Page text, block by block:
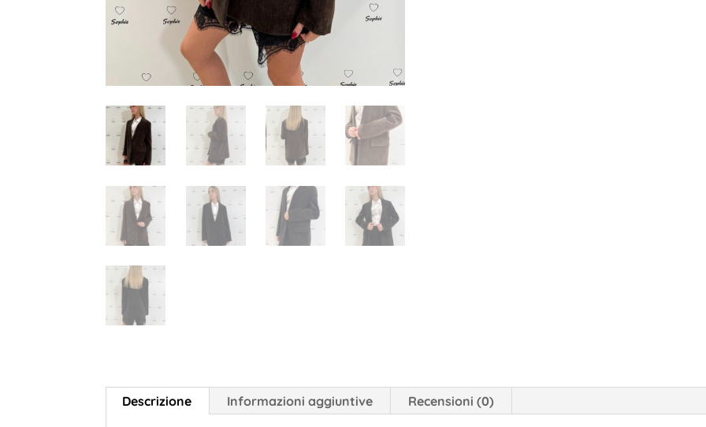
Descrizione Informazioni aggiuntive Recensioni (0)